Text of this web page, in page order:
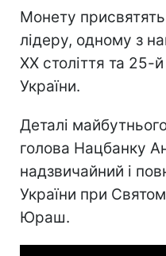
Монету
лідеру, одному з
ХХ століття та 25-й
України.
Деталі
голова Нацбанку
надзвичайний і
України при
Юраш.